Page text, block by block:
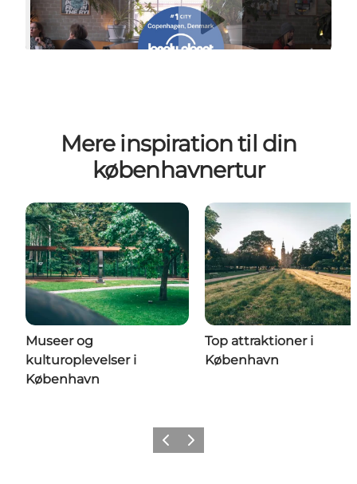
Mere inspiration til din
københavnertur
Museer og
kulturoplevelser i
København
Top attraktioner i
København
ForrigeNæste